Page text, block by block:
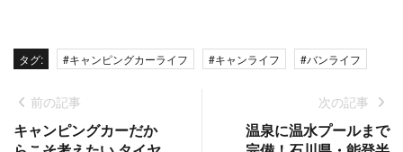
タグ: #キャンピングカーライフ #キャンライフ #バンライフ
前の記事
キャンピングカーだか
次の記事
温泉に温水プールまで